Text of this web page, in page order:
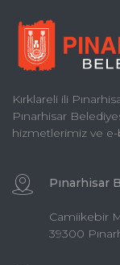
Kırklareli ili
Pınarhisar
hizmetlerimiz ve
Pınarhisar
Camiikebir
39300